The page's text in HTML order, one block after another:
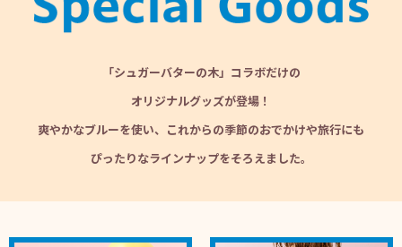
「シュガーバターの木」コラボだけの
オリジナルグッズが登場！
爽やかなブルーを使い、これからの季節のおでかけや旅行にも
ぴったりなラインナップをそろえました。